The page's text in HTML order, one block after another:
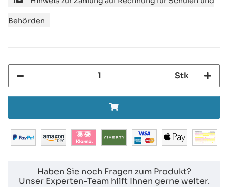
Behörden
Stk
Haben Sie noch Fragen zum Produkt?
Unser Experten-Team hilft Ihnen gerne weiter.